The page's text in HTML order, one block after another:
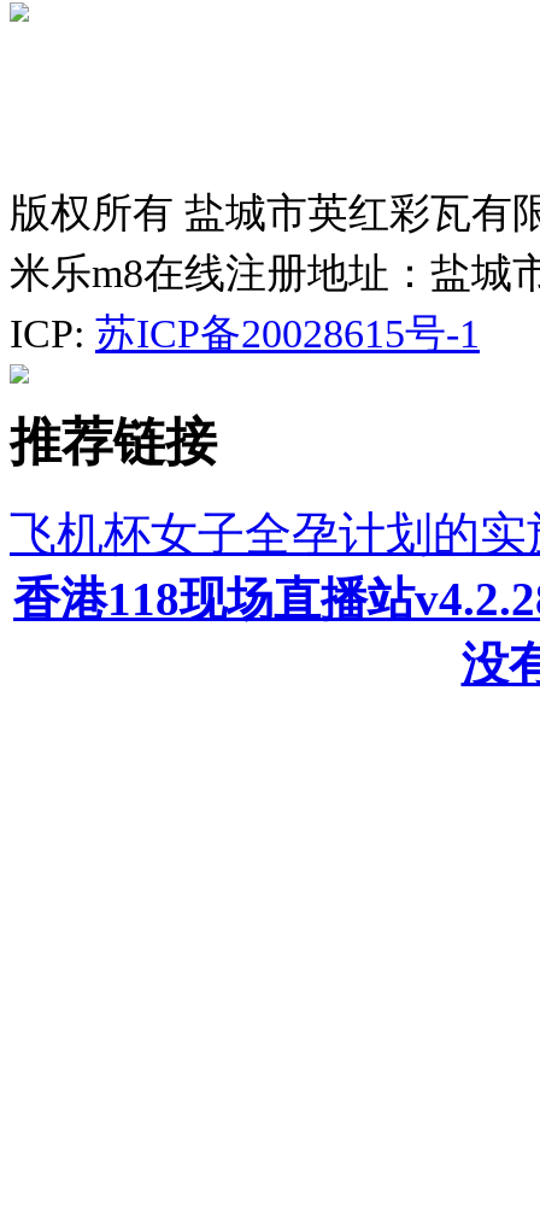
版权所有 盐城市英红彩瓦有
米乐m8在线注册地址：盐城
ICP: 苏ICP备20028615号-1
推荐链接
飞机杯女子全孕计划的
香港118现场直播站
没